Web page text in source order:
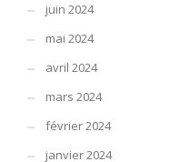
juin 2024
mai 2024
avril 2024
mars 2024
février 2024
janvier 2024